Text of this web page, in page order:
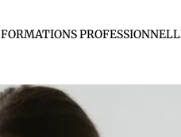
FORMATIONS